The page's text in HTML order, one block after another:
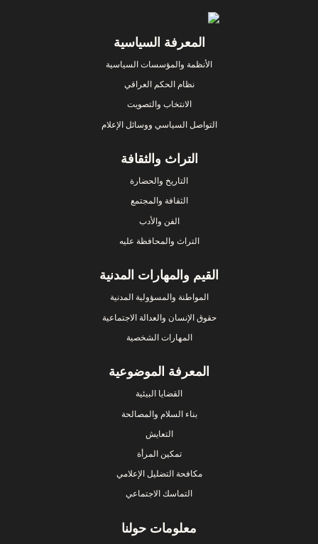
Footerالمعرفة السياسية
الأنظمة والمؤسسات السياسية
نظام الحكم العراقي
الانتخاب والتصويت
التواصل السياسي ووسائل الإعلام
التراث والثقافة
التاريخ والحضارة
الثقافة والمجتمع
الفن والأدب
التراث والمحافظة عليه
القيم والمهارات المدنية
المواطنة والمسؤولية المدنية
حقوق الإنسان والعدالة الاجتماعية
المهارات الشخصية
المعرفة الموضوعية
القضايا البيئية
بناء السلام والمصالحة
التعايش
تمكين المرأة
مكافحة التضليل الإعلامي
التماسك الاجتماعي
معلومات حولنا